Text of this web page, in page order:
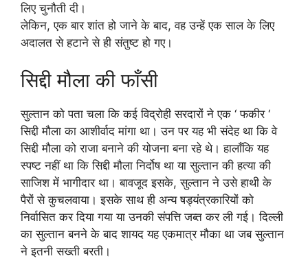
लिए चुनौती दी।
लेकिन, एक बार शांत हो जाने के बाद, वह उन्हें एक साल के लिए
अदालत से हटाने से ही संतुष्ट हो गए।
सिद्दी मौला की फाँसी
सुल्तान को पता चला कि कई विद्रोही सरदारों ने एक ‘ फकीर ‘
सिद्दी मौला का आशीर्वाद मांगा था। उन पर यह भी संदेह था कि वे
सिद्दी मौला को राजा बनाने की योजना बना रहे थे। हालाँकि यह
स्पष्ट नहीं था कि सिद्दी मौला निर्दोष था या सुल्तान की हत्या की
साजिश में भागीदार था। बावजूद इसके, सुल्तान ने उसे हाथी के
पैरों से कुचलवाया। इसके साथ ही अन्य षड्यंत्रकारियों को
निर्वासित कर दिया गया या उनकी संपत्ति जब्त कर ली गई। दिल्ली
का सुल्तान बनने के बाद शायद यह एकमात्र मौका था जब सुल्तान
ने इतनी सख्ती बरती।